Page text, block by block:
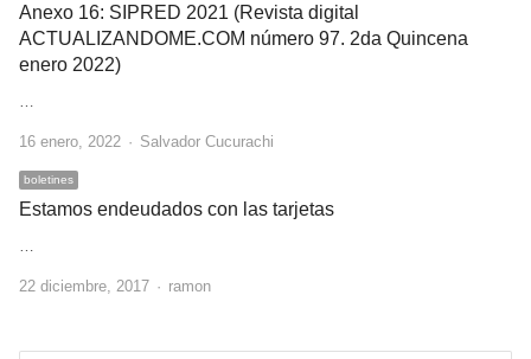
Anexo 16: SIPRED 2021 (Revista digital
ACTUALIZANDOME.COM número 97. 2da Quincena
enero 2022)
…
16 enero, 2022 Author
Salvador Cucurachi
boletines
Estamos endeudados con las tarjetas
…
22 diciembre, 2017 Author
ramon